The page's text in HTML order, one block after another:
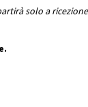
solo a